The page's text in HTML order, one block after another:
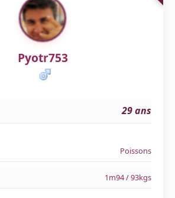
Pyotr753
29 ans
Poissons
1m94 / 93kgs